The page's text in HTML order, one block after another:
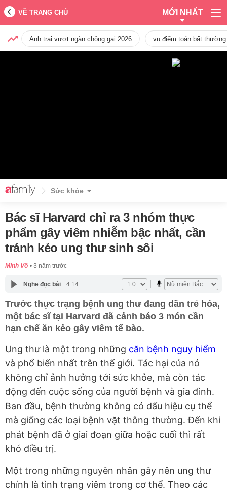
VỀ TRANG CHỦ MỚI NHẤT
Anh trai vượt ngàn chông gai 2026 vụ điểm toán bất
Sức khỏe
Bác sĩ Harvard chỉ ra 3 nhóm thực
phẩm gây viêm nhiễm bậc nhất, cần
tránh kẻo ung thư sinh sôi
Minh Võ 3 năm trước
Nghe đọc bài 4:14
Trước thực trạng bệnh ung thư đang dần trẻ hóa,
một bác sĩ tại Harvard đã cảnh báo 3 món cần
hạn chế ăn kẻo gây viêm tế bào.
Ung thư là một trong những căn bệnh nguy hiểm
và phổ biến nhất trên thế giới. Tác hại của nó
không chỉ ảnh hưởng tới sức khỏe, mà còn tác
động đến cuộc sống của người bệnh và gia đình.
Ban đầu, bệnh thường không có dấu hiệu cụ thể
mà giống các loại bệnh vặt thông thường. Đến khi
phát bệnh đã ở giai đoạn giữa hoặc cuối thì rất
khó điều trị.
Một trong những nguyên nhân gây nên ung thư
chính là tình trạng viêm trong cơ thể. Theo các